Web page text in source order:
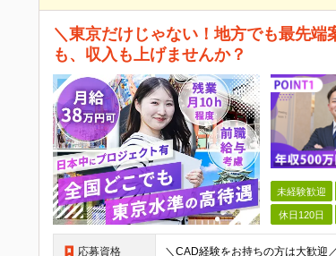
＼東京だけじゃない！地方でも最先
も、収入も上げませんか？
未経験歓迎
休日120日
応募資格